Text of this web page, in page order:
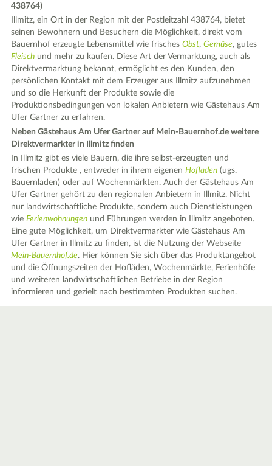
438764)
Illmitz, ein Ort in der Region mit der Postleitzahl 438764, bietet
seinen Bewohnern und Besuchern die Möglichkeit, direkt vom
Bauernhof erzeugte Lebensmittel wie frischesObst,Gemüse, gutes
Fleisch und mehr zu kaufen. Diese Art der Vermarktung, auch als
Direktvermarktung bekannt, ermöglicht es den Kunden, den
persönlichen Kontakt mit dem Erzeuger aus Illmitz aufzunehmen
und so die Herkunft der Produkte sowie die
Produktionsbedingungen von lokalen Anbietern wie Gästehaus Am
Ufer Gartner zu erfahren.
Neben Gästehaus Am Ufer Gartner auf Mein-Bauernhof.de weitere
Direktvermarkter in Illmitz finden
In Illmitz gibt es viele Bauern, die ihre selbst-erzeugten und
frischen Produkte , entweder in ihrem eigenenHofladen (ugs.
Bauernladen) oder auf Wochenmärkten. Auch der Gästehaus Am
Ufer Gartner gehört zu den regionalen Anbietern in Illmitz. Nicht
nur landwirtschaftliche Produkte, sondern auch Dienstleistungen
wieFerienwohnungen und Führungen werden in Illmitz angeboten.
Eine gute Möglichkeit, um Direktvermarkter wie Gästehaus Am
Ufer Gartner in Illmitz zu finden, ist die Nutzung der Webseite
Mein-Bauernhof.de. Hier können Sie sich über das Produktangebot
und die Öffnungszeiten der Hofläden, Wochenmärkte, Ferienhöfe
und weiteren landwirtschaftlichen Betriebe in der Region
informieren und gezielt nach bestimmten Produkten suchen.